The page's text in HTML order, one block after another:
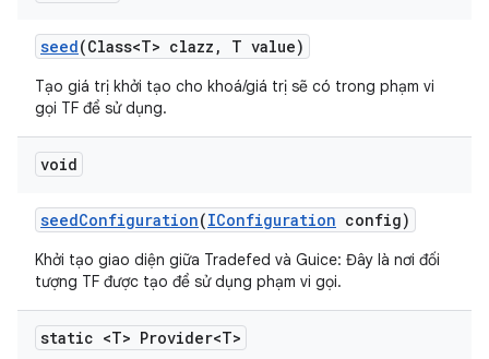
seed(Class<T> clazz , T value)
Tạo giá trị khởi tạo cho khoá/giá trị sẽ có trong phạm vi
gọi TF để sử dụng.
void
seedConfiguration(IConfiguration config)
Khởi tạo giao diện giữa Tradefed và Guice: Đây là nơi đối
tượng TF được tạo để sử dụng phạm vi gọi.
static <T> Provider<T>